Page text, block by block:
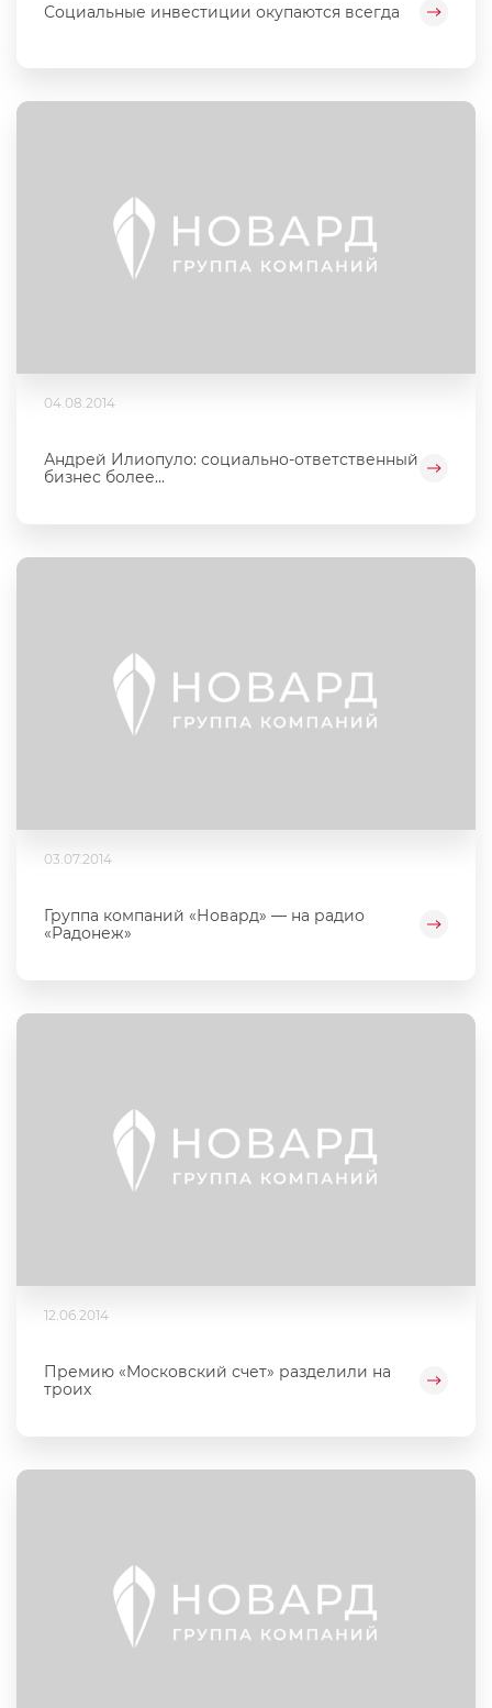
Социальные инвестиции окупаются всегда
04.08.2014
Андрей Илиопуло: социально-ответственный
бизнес более...
03.07.2014
Группа компаний «Новард» — на радио
«Радонеж»
12.06.2014
Премию «Московский счет» разделили на
троих